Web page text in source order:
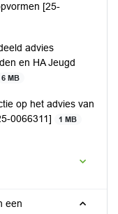
[25-
advies
en HA Jeugd
6 MB
op het advies van
0066311]
1 MB
een